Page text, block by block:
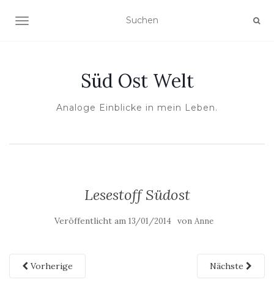
NAVIGATION UMSCHALTEN
Süd Ost Welt
Analoge Einblicke in mein Leben.
Lesestoff Südost
Veröffentlicht am 13/01/2014 von Anne
Vorherige Nächste